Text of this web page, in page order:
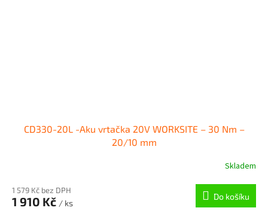
CD330-20L -Aku vrtačka 20V WORKSITE – 30 Nm –
20/10 mm
Skladem
1 579 Kč bez DPH
1 910 Kč / ks
Do košíku